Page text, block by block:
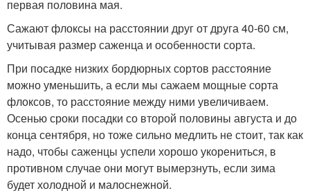
первая половина мая.
Сажают флоксы на расстоянии друг от друга 40-60 см,
учитывая размер саженца и особенности сорта.
При посадке низких бордюрных сортов расстояние
можно уменьшить, а если мы сажаем мощные сорта
флоксов, то расстояние между ними увеличиваем.
Осенью сроки посадки со второй половины августа и до
конца сентября, но тоже сильно медлить не стоит, так как
надо, чтобы саженцы успели хорошо укорениться, в
противном случае они могут вымерзнуть, если зима
будет холодной и малоснежной.